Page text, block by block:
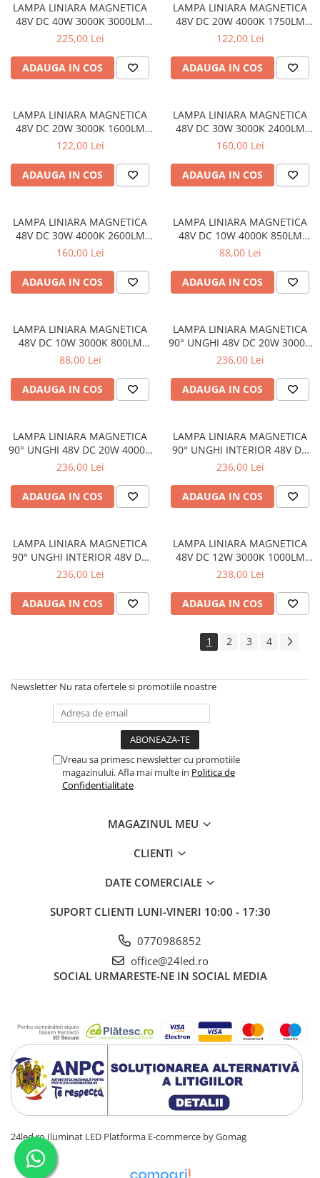
LAMPA LINIARA MAGNETICA
48V DC 40W 3000K 3000LM
110° OSRAM RA90 L1200MM
225,00 Lei
ADAUGA IN COS
LAMPA LINIARA MAGNETICA
48V DC 20W 4000K 1750LM
110° OSRAM RA90 L600MM
122,00 Lei
ADAUGA IN COS
LAMPA LINIARA MAGNETICA
48V DC 20W 3000K 1600LM
110° OSRAM RA90 L600MM
122,00 Lei
ADAUGA IN COS
LAMPA LINIARA MAGNETICA
48V DC 30W 3000K 2400LM
110° OSRAM RA90 L900MM
160,00 Lei
ADAUGA IN COS
LAMPA LINIARA MAGNETICA
48V DC 30W 4000K 2600LM
110° OSRAM RA90 L900MM
160,00 Lei
ADAUGA IN COS
LAMPA LINIARA MAGNETICA
48V DC 10W 4000K 850LM
110° OSRAM RA90 L300MM
88,00 Lei
ADAUGA IN COS
LAMPA LINIARA MAGNETICA
48V DC 10W 3000K 800LM
110° OSRAM RA90 L300MM
88,00 Lei
ADAUGA IN COS
LAMPA LINIARA MAGNETICA
90° UNGHI 48V DC 20W 3000K
1600LM 110° OSRAM RA90
236,00 Lei
ADAUGA IN COS
LAMPA LINIARA MAGNETICA
90° UNGHI 48V DC 20W 4000K
1750LM 110° OSRAM RA90
236,00 Lei
ADAUGA IN COS
LAMPA LINIARA MAGNETICA
90° UNGHI INTERIOR 48V DC
20W 4000K 1750LM 110°
236,00 Lei
ADAUGA IN COS
LAMPA LINIARA MAGNETICA
90° UNGHI INTERIOR 48V DC
20W 3000K 1600LM 110°
236,00 Lei
ADAUGA IN COS
LAMPA LINIARA MAGNETICA
48V DC 12W 3000K 1000LM
24° OSRAM RA90 L220MM
238,00 Lei
ADAUGA IN COS
1 2 3 4
Newsletter Nu rata ofertele si promotiile noastre
Vreau sa primesc newsletter cu promotiile
magazinului. Afla mai multe in Politica de
Confidentialitate
MAGAZINUL MEU
CLIENTI
DATE COMERCIALE
SUPORT CLIENTI LUNI-VINERI 10:00 - 17:30
0770986852
office@24led.ro
SOCIAL URMARESTE-NE IN SOCIAL MEDIA
24led.ro Iluminat LED Platforma E-commerce by Gomag